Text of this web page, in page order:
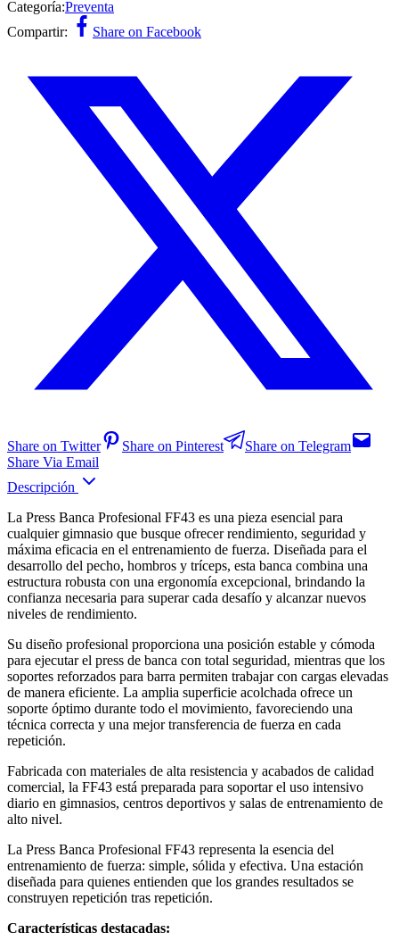
Categoría:Preventa
Compartir:
Share on Facebook
Share on Twitter Share on Pinterest
Share on Telegram
Share Via Email
Descripción
La Press Banca Profesional FF43 es una pieza esencial para
cualquier gimnasio que busque ofrecer rendimiento, seguridad y
máxima eficacia en el entrenamiento de fuerza. Diseñada para el
desarrollo del pecho, hombros y tríceps, esta banca combina una
estructura robusta con una ergonomía excepcional, brindando la
confianza necesaria para superar cada desafío y alcanzar nuevos
niveles de rendimiento.
Su diseño profesional proporciona una posición estable y cómoda
para ejecutar el press de banca con total seguridad, mientras que los
soportes reforzados para barra permiten trabajar con cargas elevadas
de manera eficiente. La amplia superficie acolchada ofrece un
soporte óptimo durante todo el movimiento, favoreciendo una
técnica correcta y una mejor transferencia de fuerza en cada
repetición.
Fabricada con materiales de alta resistencia y acabados de calidad
comercial, la FF43 está preparada para soportar el uso intensivo
diario en gimnasios, centros deportivos y salas de entrenamiento de
alto nivel.
La Press Banca Profesional FF43 representa la esencia del
entrenamiento de fuerza: simple, sólida y efectiva. Una estación
diseñada para quienes entienden que los grandes resultados se
construyen repetición tras repetición.
Características destacadas: